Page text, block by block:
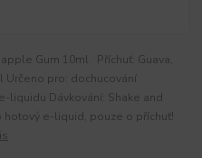
Gum 10ml Příchuť: Guava,
Určeno pro: dochucování
liquidu Dávkování: Shake and
hotový e-liquid, pouze o příchuť!